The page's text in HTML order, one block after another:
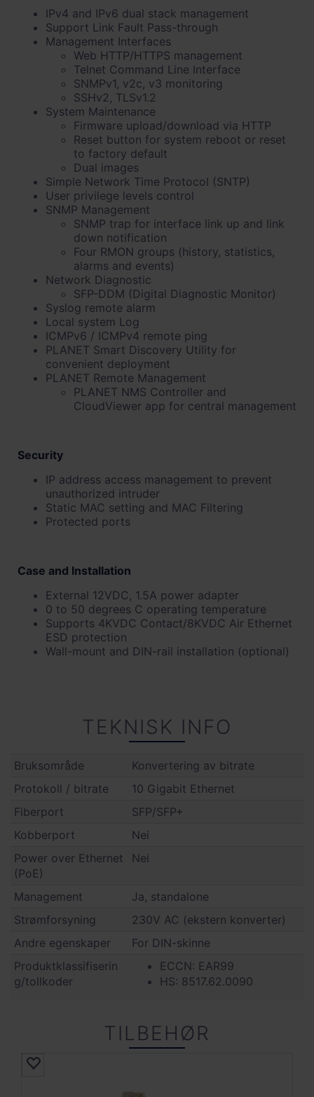
IPv4 and IPv6 dual stack management
Support Link Fault Pass-through
Management Interfaces
Web HTTP/HTTPS management
Telnet Command Line Interface
SNMPv1, v2c, v3 monitoring
SSHv2, TLSv1.2
System Maintenance
Firmware upload/download via HTTP
Reset button for system reboot or reset
to factory default
Dual images
Simple Network Time Protocol (SNTP)
User privilege levels control
SNMP Management
SNMP trap for interface link up and link
down notification
Four RMON groups (history, statistics,
alarms and events)
Network Diagnostic
SFP-DDM (Digital Diagnostic Monitor)
Syslog remote alarm
Local system Log
ICMPv6 / ICMPv4 remote ping
PLANET Smart Discovery Utility for
convenient deployment
PLANET Remote Management
PLANET NMS Controller and
CloudViewer app for central management
Security
IP address access management to prevent
unauthorized intruder
Static MAC setting and MAC Filtering
Protected ports
Case and Installation
External 12VDC, 1.5A power adapter
0 to 50 degrees C operating temperature
Supports 4KVDC Contact/8KVDC Air Ethernet
ESD protection
Wall-mount and DIN-rail installation (optional)
TEKNISK INFO
Bruksområde
Konvertering av bitrate
Protokoll / bitrate
10 Gigabit Ethernet
Fiberport
SFP/SFP+
Kobberport
Nei
Power over Ethernet
(PoE)
Nei
Management
Ja, standalone
Strømforsyning
230V AC (ekstern konverter)
Andre egenskaper
For DIN-skinne
Produktklassifiserin
g/tollkoder
ECCN: EAR99
HS: 8517.62.0090
TILBEHØR